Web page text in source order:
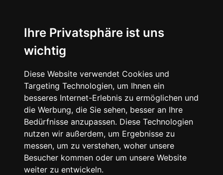
Ihre Privatsphäre ist uns
wichtig
Diese Website verwendet Cookies und
Targeting Technologien, um Ihnen ein
besseres Internet-Erlebnis zu ermöglichen und
die Werbung, die Sie sehen, besser an Ihre
Bedürfnisse anzupassen. Diese Technologien
nutzen wir außerdem, um Ergebnisse zu
messen, um zu verstehen, woher unsere
Besucher kommen oder um unsere Website
weiter zu entwickeln.